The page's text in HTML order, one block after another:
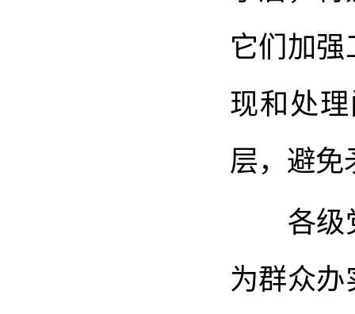
它们加
现和处
层，避免
各级党
为群众